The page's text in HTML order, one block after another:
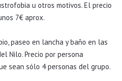
u otros motivos. El precio
7€ aprox.
paseo en lancha y baño en las
Nilo. Precio por persona
sean sólo 4 personas del grupo.